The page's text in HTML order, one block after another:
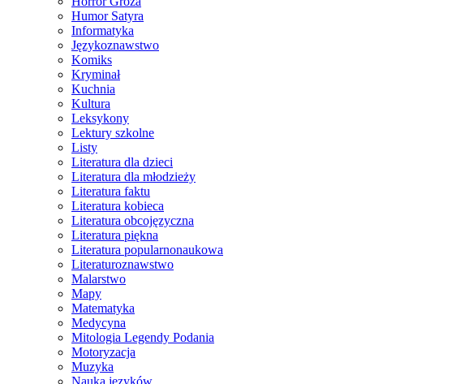
Humor Satyra
Informatyka
Językoznawstwo
Komiks
Kryminał
Kuchnia
Kultura
Leksykony
Lektury szkolne
Listy
Literatura dla dzieci
Literatura dla młodzieży
Literatura faktu
Literatura kobieca
Literatura obcojęzyczna
Literatura piękna
Literatura popularnonaukowa
Literaturoznawstwo
Malarstwo
Mapy
Matematyka
Medycyna
Mitologia Legendy Podania
Motoryzacja
Muzyka
Nauka języków